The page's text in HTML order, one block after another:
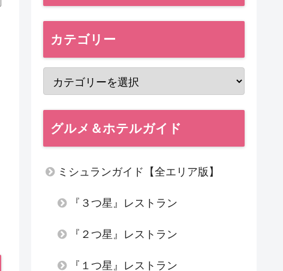
カテゴリー
グルメ＆ホテルガイド
ミシュランガイド【全エリア版】
『３つ星』レストラン
『２つ星』レストラン
『１つ星』レストラン